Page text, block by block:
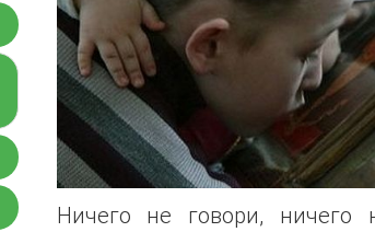
Ничего не говори, ничего